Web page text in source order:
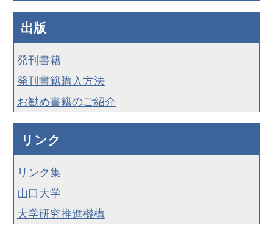
出版
発刊書籍
発刊書籍購入方法
お勧め書籍のご紹介
リンク
リンク集
山口大学
大学研究推進機構